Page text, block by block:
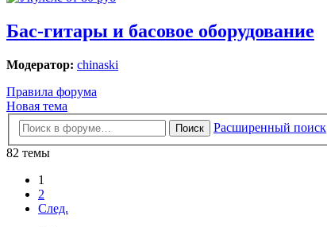
Бас-гитары и басовое оборудование
Модератор: chinaski
Правила форума
Новая тема
Поиск
Расширенный поиск
82 темы
1
2
След.